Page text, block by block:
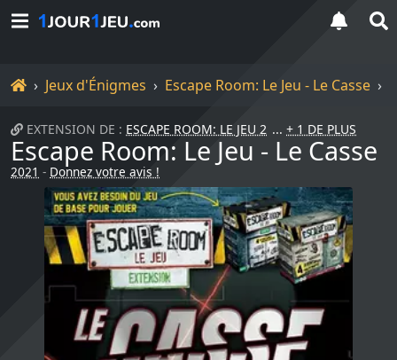
Accueil
Jeux d'Énigmes Escape Room: Le Jeu - Le Casse
EXTENSION DE : ESCAPE ROOM: LE JEU 2 + 1 DE PLUS
Escape Room: Le Jeu - Le Casse
2021 - Donnez votre avis !